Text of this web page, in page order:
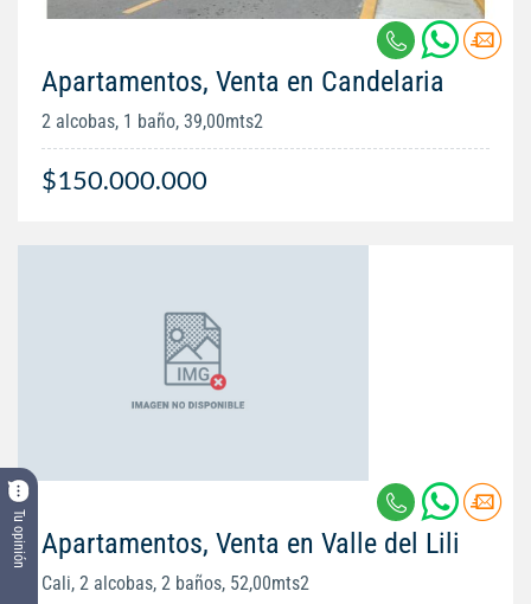
Tu opinión
Apartamentos, Venta en Candelaria
2 alcobas, 1 baño, 39,00mts2
$150.000.000
Apartamentos, Venta en Valle del Lili
Cali, 2 alcobas, 2 baños, 52,00mts2